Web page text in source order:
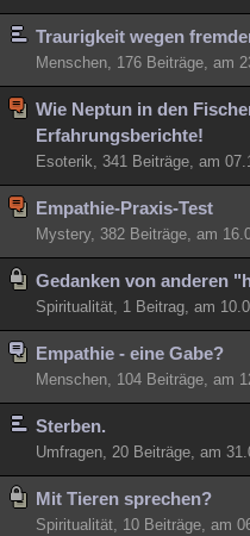
Traurigkeit wegen
Menschen, 176 Beiträge, am
Wie Neptun in den
Erfahrungsberichte!
Esoterik, 341 Beiträge, am
Empathie-Praxis-Test
Mystery, 382 Beiträge, am
Gedanken von anderen
Spiritualität, 1 Beitrag, am
Empathie - eine Gabe?
Menschen, 104 Beiträge, am
Sterben.
Umfragen, 20 Beiträge, am
Mit Tieren sprechen?
Spiritualität, 10 Beiträge, am